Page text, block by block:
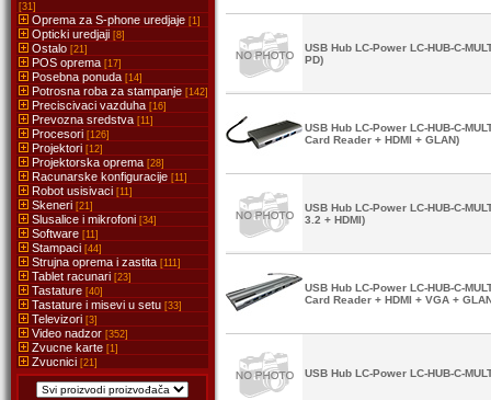
[31]
Oprema za S-phone uredjaje [1]
Opticki uredjaji [8]
Ostalo [21]
POS oprema [17]
Posebna ponuda [14]
Potrosna roba za stampanje [142]
Preciscivaci vazduha [16]
Prevozna sredstva [11]
Procesori [126]
Projektori [12]
Projektorska oprema [28]
Racunarske konfiguracije [11]
Robot usisivaci [11]
Skeneri [21]
Slusalice i mikrofoni [34]
Software [11]
Stampaci [44]
Strujna oprema i zastita [111]
Tablet racunari [23]
Tastature [40]
Tastature i misevi u setu [33]
Televizori [3]
Video nadzor [352]
Zvucne karte [1]
Zvucnici [21]
USB Hub LC-Power LC-HUB-C-
PD)
USB Hub LC-Power LC-HUB-C-
Card Reader + HDMI + GLAN)
USB Hub LC-Power LC-HUB-C-
3.2 + HDMI)
USB Hub LC-Power LC-HUB-C-
Card Reader + HDMI + VGA +
USB Hub LC-Power LC-HUB-C-